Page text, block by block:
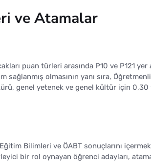
ve Atamalar
puan türleri arasında P10 ve P121 yer
sağlanmış olmasının yanı sıra,
genel yetenek ve genel kültür için
Bilimleri ve ÖABT sonuçlarını
bir rol oynayan öğrenci adayları,